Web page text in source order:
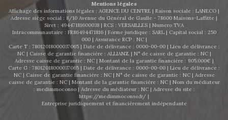
Mentions légales
Affichage des informations légales : AGENCE DU CENTRE | Raison sociale : LANECO |
Adresse siège social : 8/10 Avenue du Général de Gaulle - 78600 Maisons-Laffitte |
Siret : 49447181600038 | RCS : VERSAILLES | Numero TVA
Intracommunautaire : FR86494471816 | Forme juridique : SARL | Capital social : 250
000 | Assurance RCP : NC |
Carte T : 78012018000037065 | Date de délivrance : 0000-00-00 | Lieu de délivrance :
NC | Caisse de garantie financière : ALLIANZ. | N° de caisse de garantie : NC |
Adresse caisse de garantie : NC | Montant de la garantie financière : 905.000€ |
Carte G : 78012018000037065 | Date de délivrance : 0000-00-00 | Lieu de délivrance :
NC | Caisse de garantie financière : NC | N° de caisse de garantie : NC | Adresse
caisse de garantie : NC | Montant de la garantie financière : NC | Nom du médiateur
: medimmoconso | Adresse du médiateur : NC | Adresse du site :
https://medimmoconso.fr/ |
Entreprise juridiquement et financièrement indépendante